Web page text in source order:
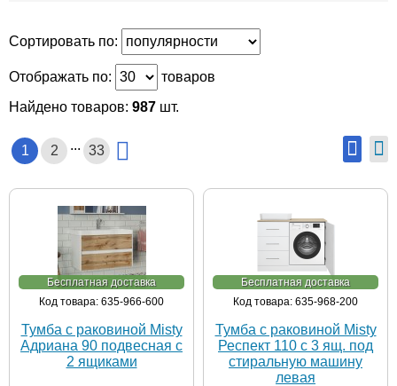
Сортировать по:
Отображать по:
товаров
Найдено товаров: 987 шт.
1 2 ... 33
Бесплатная доставка
Код товара: 635-966-600
Тумба с раковиной Misty
Адриана 90 подвесная с
2 ящиками
Бесплатная доставка
Код товара: 635-968-200
Тумба с раковиной Misty
Респект 110 с 3 ящ. под
стиральную машину
левая